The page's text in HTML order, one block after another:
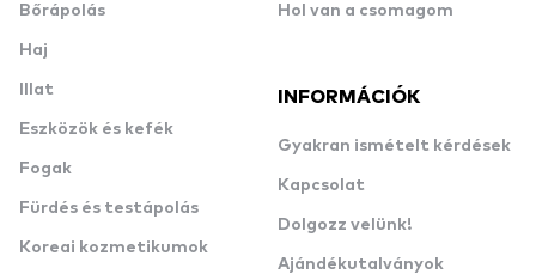
Bőrápolás
Haj
Illat
Eszközök és kefék
Fogak
Fürdés és testápolás
Koreai kozmetikumok
Hol van a csomagom
INFORMÁCIÓK
Gyakran ismételt kérdések
Kapcsolat
Dolgozz velünk!
Ajándékutalványok